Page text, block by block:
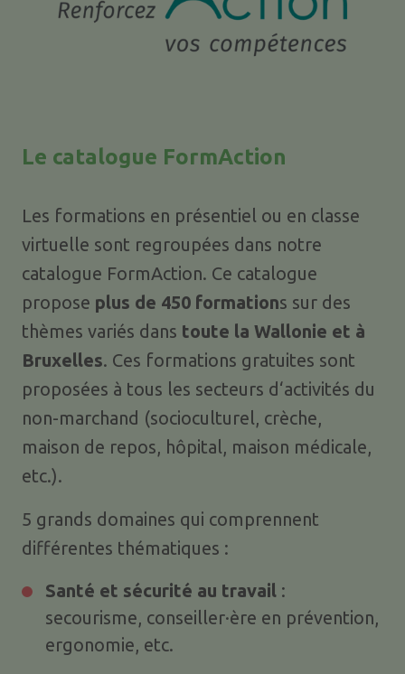
Le catalogue FormAction
Les formations en présentiel ou en classe
virtuelle sont regroupées dans notre
catalogue FormAction. Ce catalogue
propose plus de 450 formations sur des
thèmes variés dans toute la Wallonie et à
Bruxelles. Ces formations gratuites sont
proposées à tous les secteurs d‘activités du
non-marchand (socioculturel, crèche,
maison de repos, hôpital, maison médicale,
etc.).
5 grands domaines qui comprennent
différentes thématiques :
Santé et sécurité au travail :
secourisme, conseiller·ère en prévention,
ergonomie, etc.